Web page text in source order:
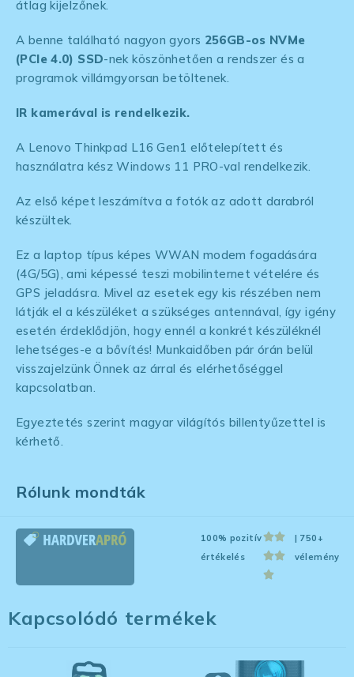
átlag kijelzőnek.
A benne található nagyon gyors 256GB-os NVMe
(PCIe 4.0) SSD-nek köszönhetően a rendszer és a
programok villámgyorsan betöltenek.
IR kamerával is rendelkezik.
A Lenovo Thinkpad L16 Gen1 előtelepített és
használatra kész Windows 11 PRO-val rendelkezik.
Az első képet leszámítva a fotók az adott darabról
készültek.
Ez a laptop típus képes WWAN modem fogadására
(4G/5G), ami képessé teszi mobilinternet vételére és
GPS jeladásra. Mivel az esetek egy kis részében nem
látják el a készüléket a szükséges antennával, így igény
esetén érdeklődjön, hogy ennél a konkrét készüléknél
lehetséges-e a bővítés! Munkaidőben pár órán belül
visszajelzünk Önnek az árral és elérhetőséggel
kapcsolatban.
Egyeztetés szerint magyar világítós billentyűzettel is
kérhető.
Rólunk mondták
100% pozitív
értékelés
| 750+
vélemény
Kapcsolódó termékek